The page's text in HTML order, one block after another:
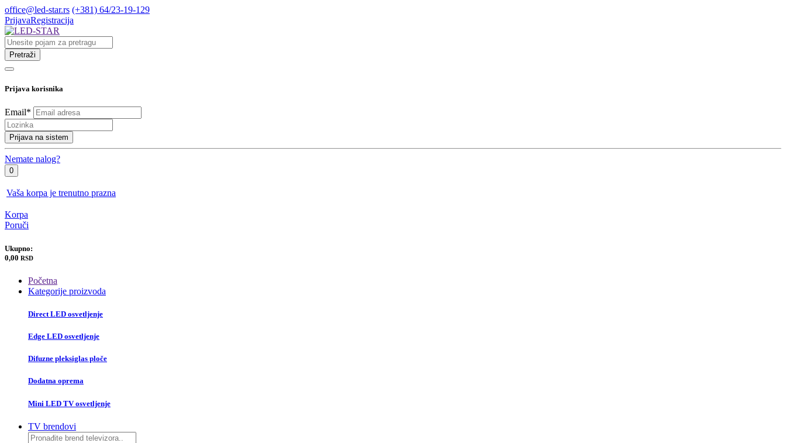
office@led-star.rs (+381) 64/23-19-129
PrijavaRegistracija
Pretraži
Prijava korisnika
Email*
Prijava na sistem
Nemate nalog?
0
Vaša korpa je trenutno prazna
Korpa
Poruči
Ukupno:
0,00 RSD
Početna
Kategorije proizvoda
Direct LED osvetljenje
Edge LED osvetljenje
Difuzne pleksiglas ploče
Dodatna oprema
Mini LED TV osvetljenje
TV brendovi